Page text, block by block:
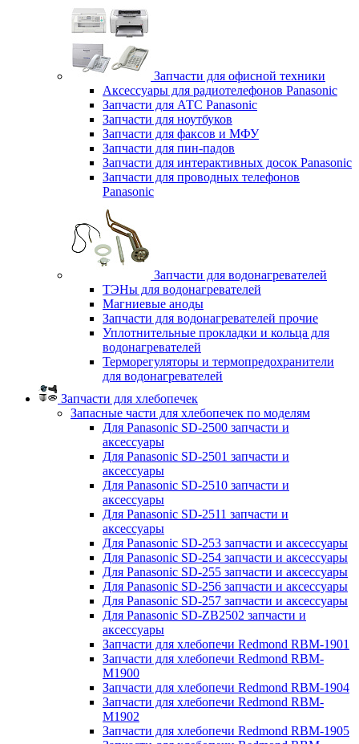
Запчасти для офисной техники
Аксессуары для радиотелефонов Panasonic
Запчасти для АТС Panasonic
Запчасти для ноутбуков
Запчасти для факсов и МФУ
Запчасти для пин-падов
Запчасти для интерактивных досок Panasonic
Запчасти для проводных телефонов
Panasonic
Запчасти для водонагревателей
ТЭНы для водонагревателей
Магниевые аноды
Запчасти для водонагревателей прочие
Уплотнительные прокладки и кольца для
водонагревателей
Терморегуляторы и термопредохранители
для водонагревателей
Запчасти для хлебопечек
Запасные части для хлебопечек по моделям
Для Panasonic SD-2500 запчасти и
аксессуары
Для Panasonic SD-2501 запчасти и
аксессуары
Для Panasonic SD-2510 запчасти и
аксессуары
Для Panasonic SD-2511 запчасти и
аксессуары
Для Panasonic SD-253 запчасти и аксессуары
Для Panasonic SD-254 запчасти и аксессуары
Для Panasonic SD-255 запчасти и аксессуары
Для Panasonic SD-256 запчасти и аксессуары
Для Panasonic SD-257 запчасти и аксессуары
Для Panasonic SD-ZB2502 запчасти и
аксессуары
Запчасти для хлебопечи Redmond RBM-1901
Запчасти для хлебопечи Redmond RBM-
M1900
Запчасти для хлебопечи Redmond RBM-1904
Запчасти для хлебопечи Redmond RBM-
M1902
Запчасти для хлебопечи Redmond RBM-1905